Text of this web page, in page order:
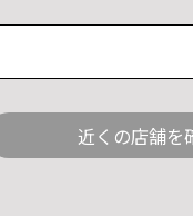
近くの店舗を